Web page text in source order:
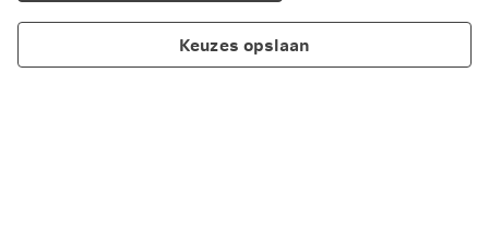
Keuzes opslaan